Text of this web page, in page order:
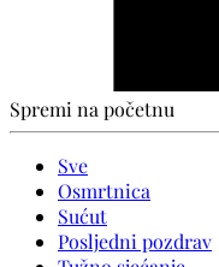
Spremi na početnu
Sve
Osmrtnica
Sućut
Posljedni pozdrav